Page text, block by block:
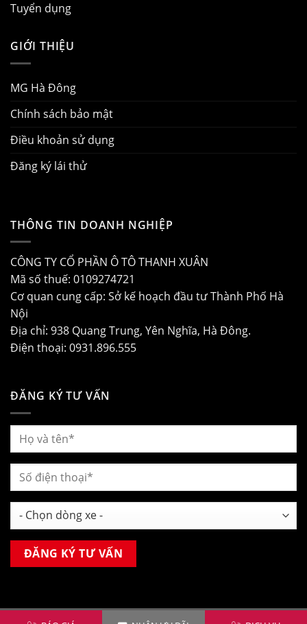
Tuyển dụng
GIỚI THIỆU
MG Hà Đông
Chính sách bảo mật
Điều khoản sử dụng
Đăng ký lái thử
THÔNG TIN DOANH NGHIỆP
CÔNG TY CỔ PHẦN Ô TÔ THANH XUÂN
Mã số thuế: 0109274721
Cơ quan cung cấp: Sở kế hoạch đầu tư Thành Phố Hà
Nội
Địa chỉ: 938 Quang Trung, Yên Nghĩa, Hà Đông.
Điện thoại: 0931.896.555
ĐĂNG KÝ TƯ VẤN